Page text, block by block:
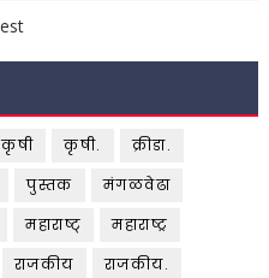
कृषी कृषी.
क्रीडा.
पुस्तक
मंगळवेढा
महाराष्ट्
महाराष्ट्र
राजकीय
राजकीय.